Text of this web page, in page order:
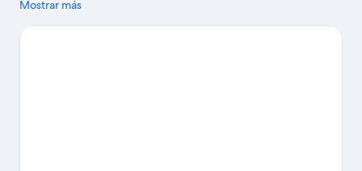
apetece disfrutar de un evento especial? Puedes consultar el
Dr. Duncan Murray. Acércate a la montaña y disfruta del esquí
Mostrar más